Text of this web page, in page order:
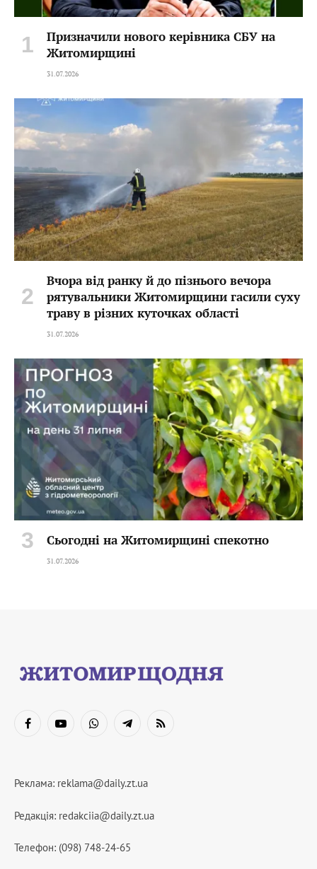
Призначили нового керівника СБУ на
Житомирщині
31.07.2026
Вчора від ранку й до пізнього вечора
рятувальники Житомирщини гасили суху
траву в різних куточках області
31.07.2026
Сьогодні на Житомирщині спекотно
31.07.2026
FacebookYouTubeWhatsAppTelegramRSS
Реклама: reklama@daily.zt.ua
Редакція: redakciia@daily.zt.ua
Телефон: (098) 748-24-65